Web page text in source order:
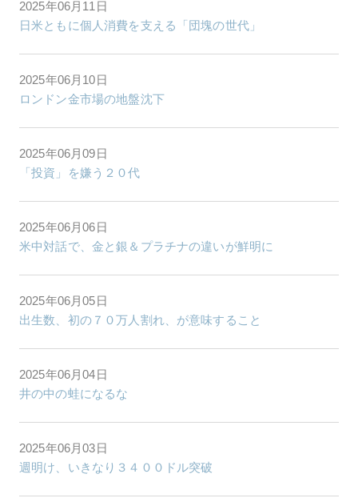
2025年06月11日
日米ともに個人消費を支える「団塊の世代」
2025年06月10日
ロンドン金市場の地盤沈下
2025年06月09日
「投資」を嫌う２０代
2025年06月06日
米中対話で、金と銀＆プラチナの違いが鮮明に
2025年06月05日
出生数、初の７０万人割れ、が意味すること
2025年06月04日
井の中の蛙になるな
2025年06月03日
週明け、いきなり３４００ドル突破